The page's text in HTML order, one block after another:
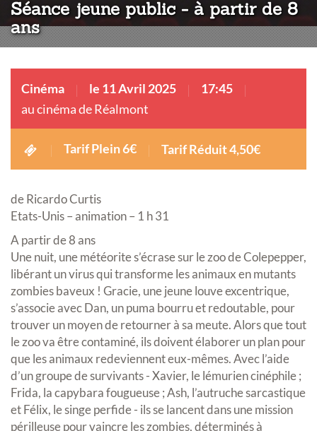
Séance jeune public - à partir de 8
ans
Cinéma le 11 Avril 2025
17:45
au cinéma de Réalmont
Tarif Plein 6€ Tarif Réduit 4,50€
de Ricardo Curtis
Etats-Unis – animation – 1 h 31
A partir de 8 ans
Une nuit, une météorite s’écrase sur le zoo de Colepepper,
libérant un virus qui transforme les animaux en mutants
zombies baveux ! Gracie, une jeune louve excentrique,
s’associe avec Dan, un puma bourru et redoutable, pour
trouver un moyen de retourner à sa meute. Alors que tout
le zoo va être contaminé, ils doivent élaborer un plan pour
que les animaux redeviennent eux-mêmes. Avec l’aide
d’un groupe de survivants - Xavier, le lémurien cinéphile ;
Frida, la capybara fougueuse ; Ash, l’autruche sarcastique
et Félix, le singe perfide - ils se lancent dans une mission
périlleuse pour vaincre les zombies, déterminés à